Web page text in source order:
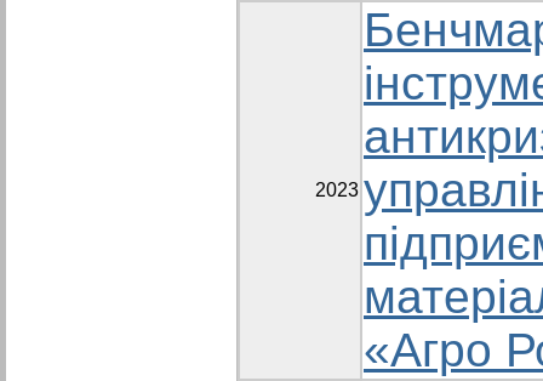
2023
«Агро